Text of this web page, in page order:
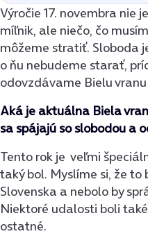
Výročie 17. novembra nie
míľnik, ale niečo, čo
môžeme stratiť. Sloboda
o ňu nebudeme starať,
odovzdávame Bielu vranu
Aká je aktuálna Biela
sa spájajú so slobodou a
Tento rok je veľmi
taký bol. Myslíme si, že to
Slovenska a nebolo by
Niektoré udalosti boli
ostatné.